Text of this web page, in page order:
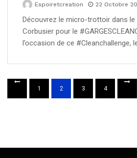
Espoiretcreation 22 Octobre
Découvrez le micro-trottoir dans le
Corbusier pour le
l’occasion de ce #Cleanchallenge,
1 2 3 4